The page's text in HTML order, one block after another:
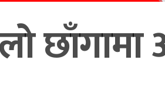
छाँगामा